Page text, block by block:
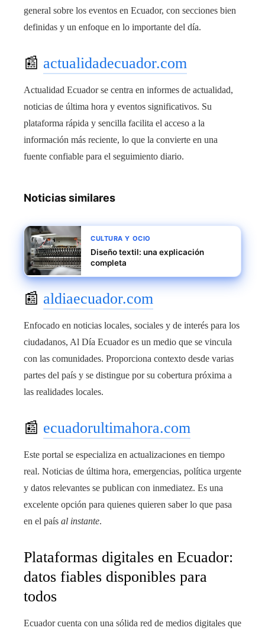
general sobre los eventos en Ecuador, con secciones bien
definidas y un enfoque en lo importante del día.
📰 actualidadecuador.com
Actualidad Ecuador se centra en informes de actualidad,
noticias de última hora y eventos significativos. Su
plataforma rápida y sencilla facilita el acceso a la
información más reciente, lo que la convierte en una
fuente confiable para el seguimiento diario.
Noticias similares
CULTURA Y OCIO
Diseño textil: una explicación
completa
📰 aldiaecuador.com
Enfocado en noticias locales, sociales y de interés para los
ciudadanos, Al Día Ecuador es un medio que se vincula
con las comunidades. Proporciona contexto desde varias
partes del país y se distingue por su cobertura próxima a
las realidades locales.
📰 ecuadorultimahora.com
Este portal se especializa en actualizaciones en tiempo
real. Noticias de última hora, emergencias, política urgente
y datos relevantes se publican con inmediatez. Es una
excelente opción para quienes quieren saber lo que pasa
en el país al instante.
Plataformas digitales en Ecuador:
datos fiables disponibles para
todos
Ecuador cuenta con una sólida red de medios digitales que